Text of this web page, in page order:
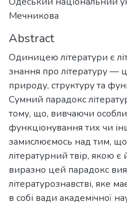
Мечникова
Abstract
Одиницею літератури є
знання про літературу —
природу, структуру та
Сумний парадокс
тому, що, вивчаючи
функціонування тих чи
замислюємось над тим,
літературний твір, якою
виразно цей парадокс
літературознавстві, яке
в собі вади академічної